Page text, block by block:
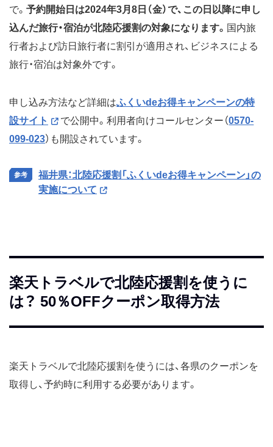
で。 予約開始日は2024年3月8日（金）で、この日以降に申し
込んだ旅行・宿泊が北陸応援割の対象になります。 国内旅
行者および訪日旅行者に割引が適用され、ビジネスによる
旅行・宿泊は対象外です。
申し込み方法など詳細はふくいdeお得キャンペーンの特
設サイト
で公開中。利用者向けコールセンター（0570-
099-023）も開設されています。
福井県：北陸応援割「ふくいdeお得キャンペーン」の
実施について
楽天トラベルで北陸応援割を使うに
は？ 50％OFFクーポン取得方法
楽天トラベルで北陸応援割を使うには、各県のクーポンを
取得し、予約時に利用する必要があります。